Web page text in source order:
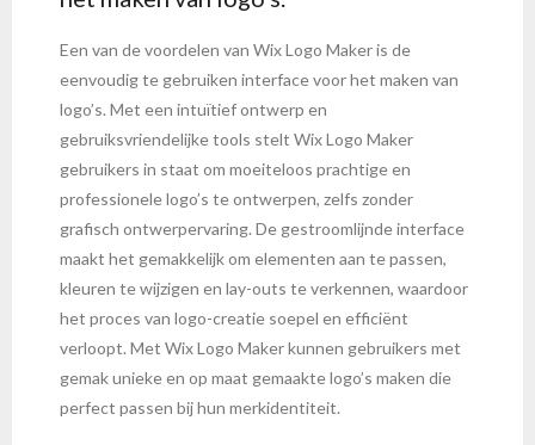
Een van de voordelen van Wix Logo Maker is de
eenvoudig te gebruiken interface voor het maken van
logo’s. Met een intuïtief ontwerp en
gebruiksvriendelijke tools stelt Wix Logo Maker
gebruikers in staat om moeiteloos prachtige en
professionele logo’s te ontwerpen, zelfs zonder
grafisch ontwerpervaring. De gestroomlijnde interface
maakt het gemakkelijk om elementen aan te passen,
kleuren te wijzigen en lay-outs te verkennen, waardoor
het proces van logo-creatie soepel en efficiënt
verloopt. Met Wix Logo Maker kunnen gebruikers met
gemak unieke en op maat gemaakte logo’s maken die
perfect passen bij hun merkidentiteit.